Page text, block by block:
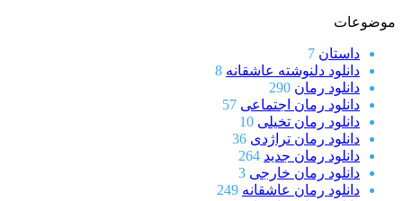
موضوعات
داستان 7
دانلود دلنوشته عاشقانه 8
دانلود رمان 290
دانلود رمان اجتماعی 57
دانلود رمان تخیلی 10
دانلود رمان تراژدی 36
دانلود رمان جدید 264
دانلود رمان خارجی 3
دانلود رمان عاشقانه 249